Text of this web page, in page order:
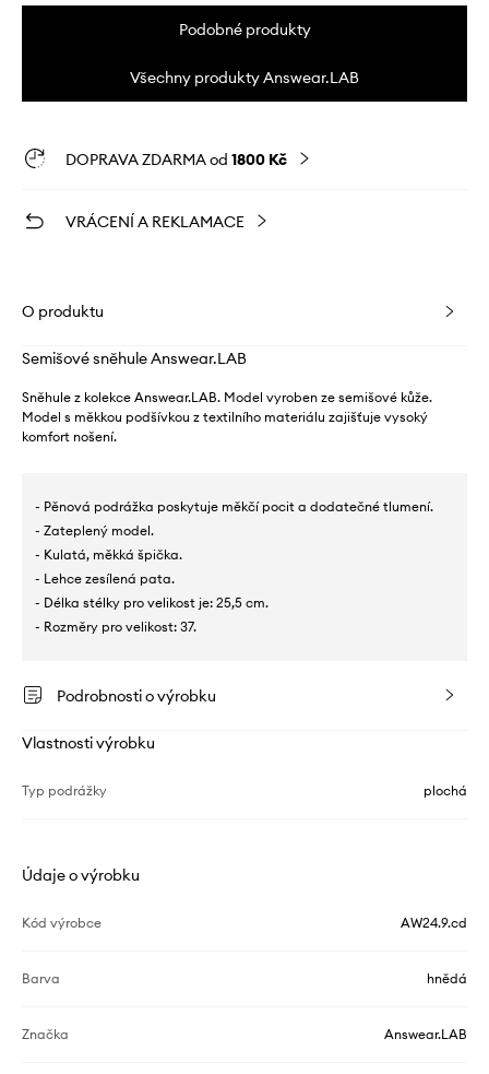
Podobné produkty
Všechny produkty Answear.LAB
DOPRAVA ZDARMA od 1800 Kč
VRÁCENÍ A REKLAMACE
O produktu
Semišové sněhule Answear.LAB
Sněhule z kolekce Answear.LAB. Model vyroben ze semišové kůže.
Model s měkkou podšívkou z textilního materiálu zajišťuje vysoký
komfort nošení.
- Pěnová podrážka poskytuje měkčí pocit a dodatečné tlumení.
- Zateplený model.
- Kulatá, měkká špička.
- Lehce zesílená pata.
- Délka stélky pro velikost je: 25,5 cm.
- Rozměry pro velikost: 37.
Podrobnosti o výrobku
Vlastnosti výrobku
Typ podrážky plochá
Údaje o výrobku
Kód výrobce AW24.9.cd
Barva hnědá
Značka Answear.LAB